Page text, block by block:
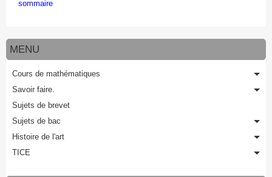
sommaire
MENU
Cours de mathématiques
Savoir faire.
Sujets de brevet
Sujets de bac
Histoire de l'art
TICE